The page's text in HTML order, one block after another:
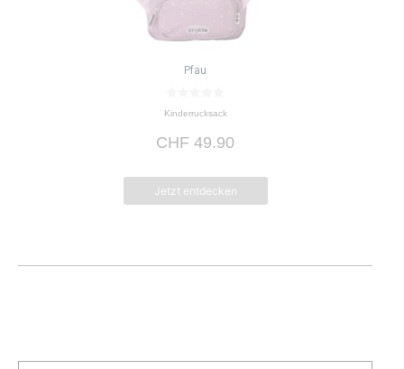
Pfau
0
v
n
Kinderrucksack
CHF 49.90
Jetzt entdecken